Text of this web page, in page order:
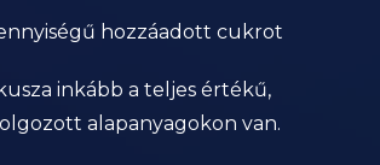
hozzáadott cukrot
inkább a teljes értékű,
alapanyagokon van.